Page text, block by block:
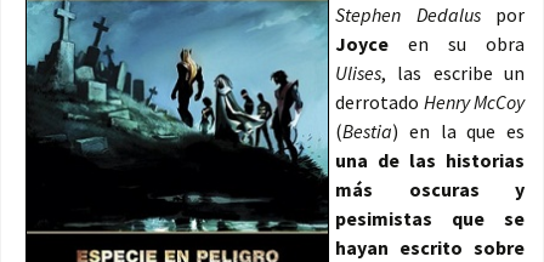
Stephen Dedaluspor
Joyce en su obra
Ulises, las escribe un
derrotado Henry McCoy
(Bestia) en la que es
una de las historias
más oscuras y
pesimistas que se
hayan escrito sobre